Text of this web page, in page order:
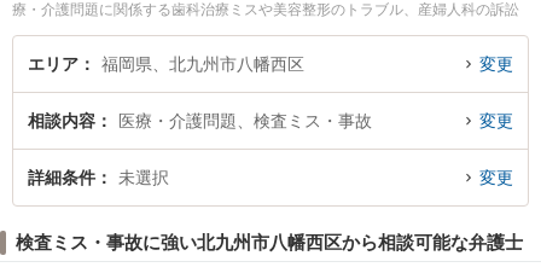
療・介護問題に関係する歯科治療ミスや美容整形のトラブル、産婦人科の訴訟
等の細かな分野での絞り込み検索もでき便利です。特におばら総合法律事務所
の堀尾 雅光弁護士や黒崎合同法律事務所の平山 博久弁護士、藤井綜合法律事務
トラブルを今すぐに弁護士に相談したい』『検査ミスによる医療事故のトラブ
ル解決の実績豊富な近くの弁護士を検索したい』『初回相談無料で検査ミスに
よる医療事故を法律相談できる北九州市八幡西区内の弁護士に相談予約した
エリア 福岡県、北九州市八幡西区 変更
相談内容 医療・介護問題、検査ミス・事故 変更
詳細条件 未選択 変更
検査ミス・事故に強い北九州市八幡西区から相談可能な弁護士